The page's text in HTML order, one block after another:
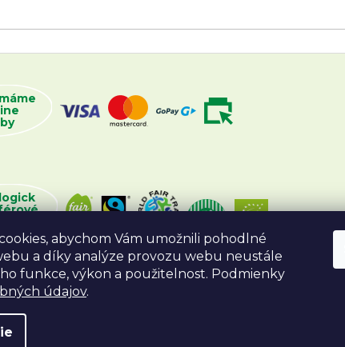
abychom Vám umožnili pohodlné
a díky analýze provozu webu neustále
funkce, výkon a použitelnost. Podmienky
údajov.